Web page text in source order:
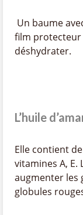
Un baume
film protecteur
déshydrater.
L’huile
Elle contient de
vitamines A, E.
augmenter les
globules